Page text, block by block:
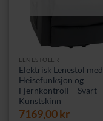
LENESTOLER
Elektrisk Lenestol med
Heisefunksjon og
Fjernkontroll – Svart
Kunstskinn
7169,00kr